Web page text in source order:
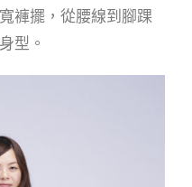
褲擺，從腰線到腳踝
型。